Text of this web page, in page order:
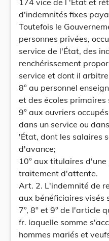
174 vice de l 'État et
d'indemnités fixes
Toutefois le
personnes privées,
service de l'État, des
renchérissement
service et dont il
8° au personnel
et des écoles primaires
9° aux ouvriers
dans un service ou
'État, dont les salaires
d'avance;
10° aux titulaires d'une
traitement d'attente.
Art. 2. L'indemnité de
aux bénéficiaires visés
7°, 8° et 9° de l'article
fr. laquelle somme
hommes mariés et